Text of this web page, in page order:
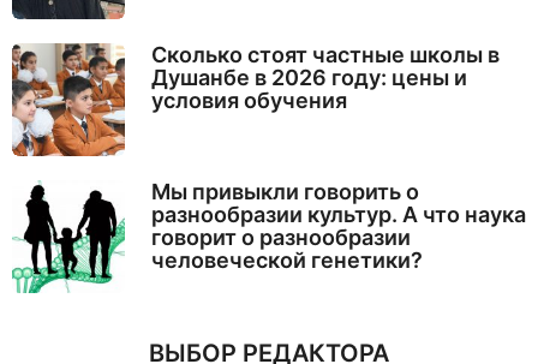
Сколько стоят частные школы в
Душанбе в 2026 году: цены и
условия обучения
Мы привыкли говорить о
разнообразии культур. А что наука
говорит о разнообразии
человеческой генетики?
ВЫБОР РЕДАКТОРА